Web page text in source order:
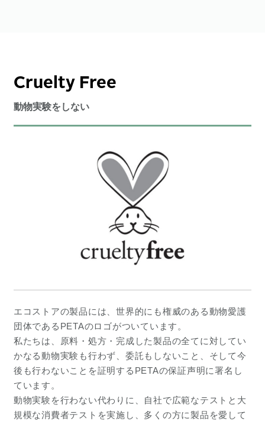
Cruelty Free
動物実験をしない
エコストアの製品には、世界的にも権威のある動物愛護
団体であるPETAのロゴがついています。
私たちは、原料・処方・完成した製品の全てに対してい
かなる動物実験も行わず、委託もしないこと、そして今
後も行わないことを証明するPETAの保証声明に署名し
ています。
動物実験を行わない代わりに、自社で広範なテストと大
規模な消費者テストを実施し、多くの方に製品を愛して